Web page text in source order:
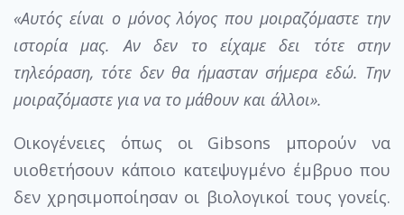
«Αυτός είναι ο μόνος λόγος που μοιραζόμαστε την
ιστορία μας. Αν δεν το είχαμε δει τότε στην
τηλεόραση, τότε δεν θα ήμασταν σήμερα εδώ. Την
μοιραζόμαστε για να το μάθουν και άλλοι».
Οικογένειες όπως οι Gibsons μπορούν να
υιοθετήσουν κάποιο κατεψυγμένο έμβρυο που
δεν χρησιμοποίησαν οι βιολογικοί τους γονείς.